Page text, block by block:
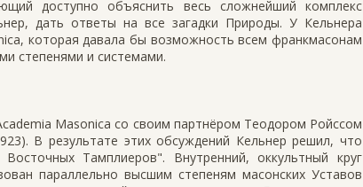
доступно объяснить весь сложнейший комплекс
дать ответы на все загадки Природы. У Кельнера
которая давала бы возможность всем франкмасонам
степенями и системами.
Masonica со своим партнёром Теодором Ройссом
В результате этих обсуждений Кельнер решил, что
Тамплиеров". Внутренний, оккультный круг
параллельно высшим степеням масонских Уставов